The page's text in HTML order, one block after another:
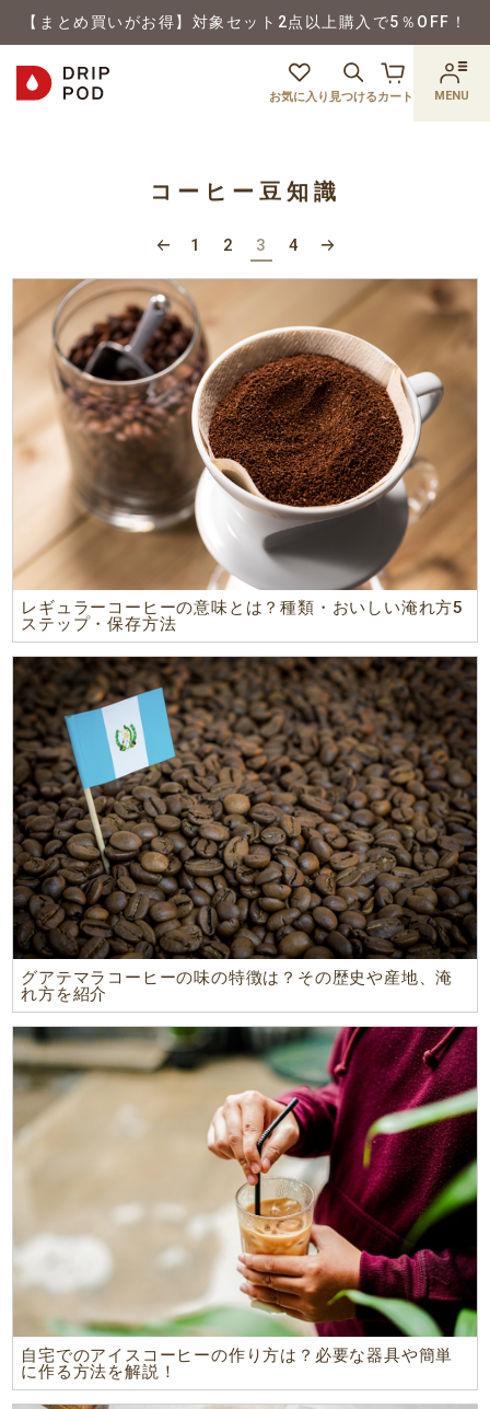
【まとめ買いがお得】対象セット2点以上購入で5％OFF！
お気に入り 見つけるカート MENU
コーヒー豆知識
1 2 3 4
レギュラーコーヒーの意味とは？種類・おいしい淹れ方5
ステップ・保存方法
グアテマラコーヒーの味の特徴は？その歴史や産地、淹
れ方を紹介
自宅でのアイスコーヒーの作り方は？必要な器具や簡単
に作る方法を解説！